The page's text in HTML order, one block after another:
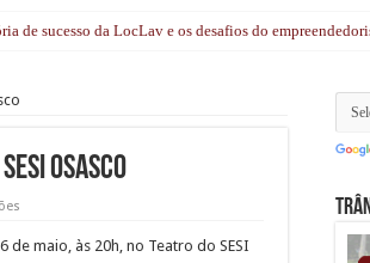
de sucesso da LocLav e os desafios do
Osasco
maio, às 20h, no Teatro do SESI